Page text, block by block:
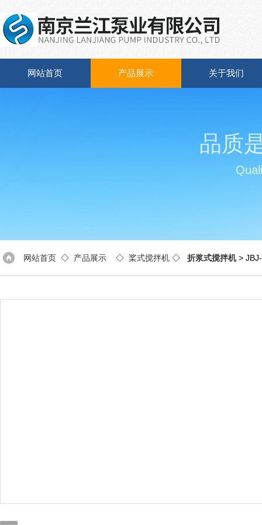
网站首页 产品展示 关于我们
品质
网站首页 ◇ 产品展示 ◇ 桨式搅拌机 ◇ 折浆式搅拌机>